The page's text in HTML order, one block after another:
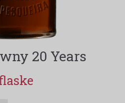
20 Years